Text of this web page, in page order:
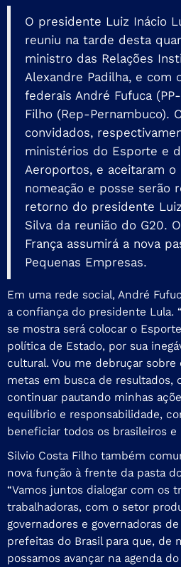
O presidente Luiz Inácio
reuniu na tarde desta
ministro das Relações
Alexandre Padilha, e com
federais André Fufuca
Filho (Rep-Pernambuco).
convidados,
ministérios do Esporte e
Aeroportos, e aceitaram o
nomeação e posse serão
retorno do presidente
Silva da reunião do G20.
França assumirá a nova
Pequenas Empresas.
Em uma rede social, André
a confiança do presidente Lula.
se mostra será colocar o
política de Estado, por sua
cultural. Vou me debruçar sobre
metas em busca de resultados,
continuar pautando minhas
equilíbrio e responsabilidade,
beneficiar todos os brasileiros e
Silvio Costa Filho também
nova função à frente da pasta
“Vamos juntos dialogar com os
trabalhadoras, com o setor
governadores e governadoras
prefeitas do Brasil para que, de
possamos avançar na agenda